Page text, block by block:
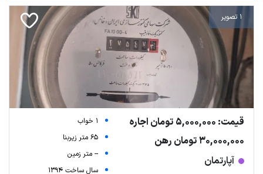
1 تصویر
قیمت: 5,000,000 تومان اجاره
30,000,000 تومان رهن
آپارتمان
1 خواب
65 متر زیربنا
-- متر زمین
سال ساخت 1394